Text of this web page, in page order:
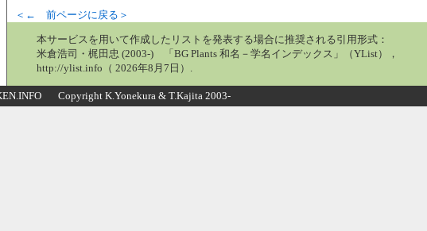
＜← 前ページに戻る＞
本サービスを用いて作成したリストを発表する場合に推奨される引用形式：
米倉浩司・梶田忠 (2003-) 「BG Plants 和名－学名インデックス」（YList），
http://ylist.info（ 2026年8月7日）.
Copyright K.Yonekura & T.Kajita 2003-